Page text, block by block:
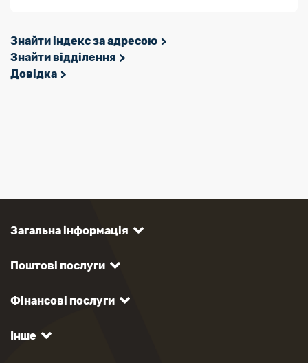
Знайти індекс за адресою
Знайти відділення
Довідка
Загальна інформація
Поштові послуги
Фінансові послуги
Інше